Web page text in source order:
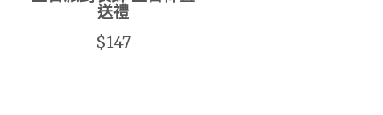
送禮
$147